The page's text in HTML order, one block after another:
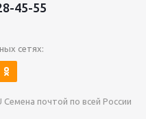
45-55
сетях:
Семена почтой по всей России